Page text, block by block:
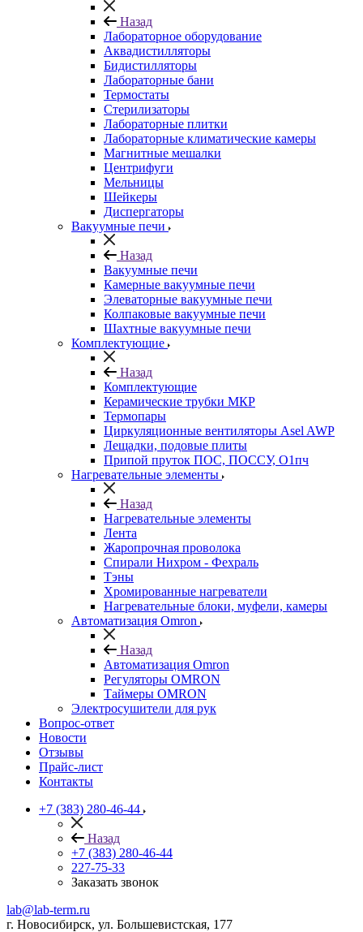
Назад
Лабораторное оборудование
Аквадистилляторы
Бидистилляторы
Лабораторные бани
Термостаты
Стерилизаторы
Лабораторные плитки
Лабораторные климатические камеры
Магнитные мешалки
Центрифуги
Мельницы
Шейкеры
Диспергаторы
Вакуумные печи
Назад
Вакуумные печи
Камерные вакуумные печи
Элеваторные вакуумные печи
Колпаковые вакуумные печи
Шахтные вакуумные печи
Комплектующие
Назад
Комплектующие
Керамические трубки МКР
Термопары
Циркуляционные вентиляторы Asel AWP
Лещадки, подовые плиты
Припой пруток ПОС, ПОССУ, О1пч
Нагревательные элементы
Назад
Нагревательные элементы
Лента
Жаропрочная проволока
Спирали Нихром - Фехраль
Тэны
Хромированные нагреватели
Нагревательные блоки, муфели, камеры
Автоматизация Omron
Назад
Автоматизация Omron
Регуляторы OMRON
Таймеры OMRON
Электросушители для рук
Вопрос-ответ
Новости
Отзывы
Прайс-лист
Контакты
+7 (383) 280-46-44
Назад
+7 (383) 280-46-44
227-75-33
Заказать звонок
lab@lab-term.ru
г. Новосибирск, ул. Большевистская, 177